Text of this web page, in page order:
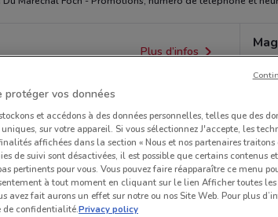
Plus d’infos
protéger vos données
et accédons à des données personnelles, telles que des
sur votre appareil. Si vous sélectionnez J'accepte, les
affichées dans la section « Nous et nos partenaires traitons
de suivi sont désactivées, il est possible que certains contenus
pertinents pour vous. Vous pouvez faire réapparaître ce menu
à tout moment en cliquant sur le lien Afficher toutes
avez fait aurons un effet sur notre ou nos Site Web. Pour plus
de confidentialité.Privacy policy